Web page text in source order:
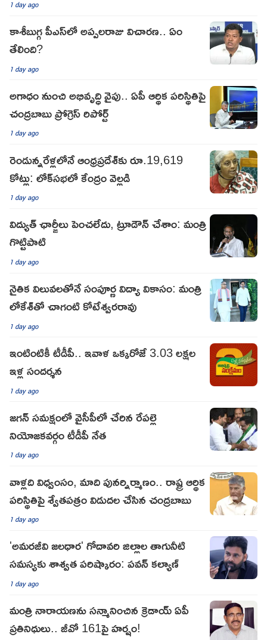
1 day ago
కాశీబుగ్గ పీఎస్‌లో అప్పలరాజు విచారణ.. ఏం
తేలింది?
1 day ago
అగాధం నుంచి అభివృద్ధి వైపు.. ఏపీ ఆర్థిక పరిస్థితిపై
చంద్రబాబు ప్రోగ్రెస్ రిపోర్ట్
1 day ago
రెండున్నరేళ్లలోనే ఆంధ్రప్రదేశ్‌కు రూ.19,619
కోట్లు: లోక్‌సభలో కేంద్రం వెల్లడి
1 day ago
విద్యుత్ ఛార్జీలు పెంచలేదు, ట్రూడౌన్ చేశాం: మంత్రి
గొట్టిపాటి
1 day ago
నైతిక విలువలతోనే సంపూర్ణ విద్యా వికాసం: మంత్రి
లోకేశ్‌తో చాగంటి కోటేశ్వరరావు
1 day ago
ఇంటింటికీ టీడీపీ.. ఇవాళ ఒక్కరోజే 3.03 లక్షల
ఇళ్ల సందర్శన
1 day ago
జగన్ సమక్షంలో వైసీపీలో చేరిన రేపల్లె
నియోజకవర్గం టీడీపీ నేత
1 day ago
వాళ్లది విధ్వంసం, మాది పునర్నిర్మాణం.. రాష్ట్ర ఆర్థిక
పరిస్థితిపై శ్వేతపత్రం విడుదల చేసిన చంద్రబాబు
1 day ago
'అమరజీవి జలధార' గోదావరి జిల్లాల తాగునీటి
సమస్యకు శాశ్వత పరిష్కారం: పవన్ కల్యాణ్
1 day ago
మంత్రి నారాయణను సన్మానించిన క్రెడాయ్ ఏపీ
ప్రతినిధులు.. జీవో 161పై హర్షం!